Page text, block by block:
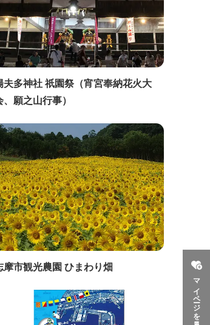
マイページを見る
夫多神社 祇園祭（宵宮奉納花火大
、願之山行事）
摩市観光農園 ひまわり畑